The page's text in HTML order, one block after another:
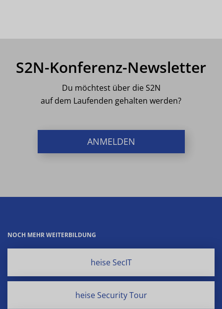
S2N-Konferenz-Newsletter
Du möchtest über die S2N
auf dem Laufenden gehalten werden?
ANMELDEN
NOCH MEHR WEITERBILDUNG
heise SecIT
heise Security Tour